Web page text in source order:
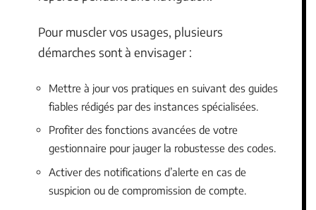
Pour muscler vos usages, plusieurs
démarches sont à envisager :
Mettre à jour vos pratiques en suivant des guides
fiables rédigés par des instances spécialisées.
Profiter des fonctions avancées de votre
gestionnaire pour jauger la robustesse des codes.
Activer des notifications d’alerte en cas de
suspicion ou de compromission de compte.